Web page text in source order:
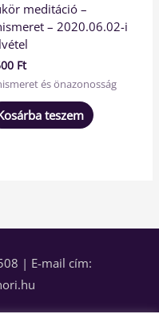
meditáció –
– 2020.06.02-i
Ft
és önazonosság
teszem
| E-mail cím: